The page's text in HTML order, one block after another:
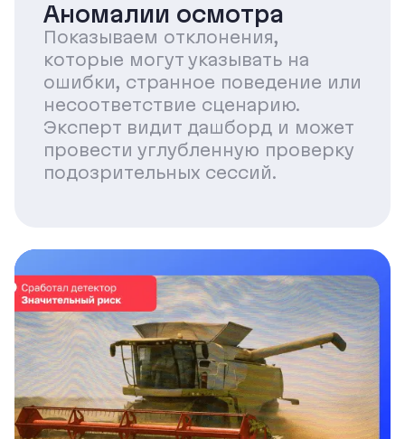
Аномалии осмотра
Показываем отклонения,
которые могут указывать на
ошибки, странное поведение или
несоответствие сценарию.
Эксперт видит дашборд и может
провести углубленную проверку
подозрительных сессий.